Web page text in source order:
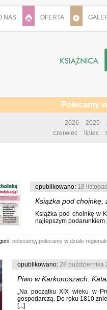
NAS OFERTA
Polecamy
2026 2025
czerwiec
lipiec
opublikowano: 18
Książka pod choinkę,
Książka pod choinkę w
najlepszym podarunkiem
polecamy, polecamy w dziale
opublikowano: 28 października
Piwo w Karkonoszach.
Ausstellungskatalog,
„Na początku XIX wieku w
gospodarczą. Do roku 1810
[...]